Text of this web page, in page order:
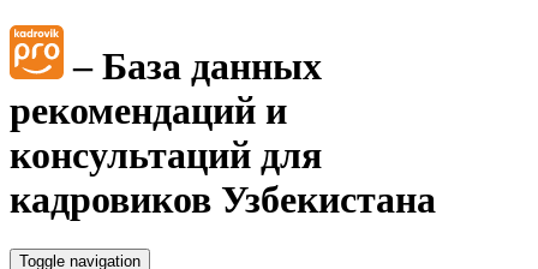
– База данных
рекомендаций и
консультаций для
кадровиков Узбекистана
Toggle navigation